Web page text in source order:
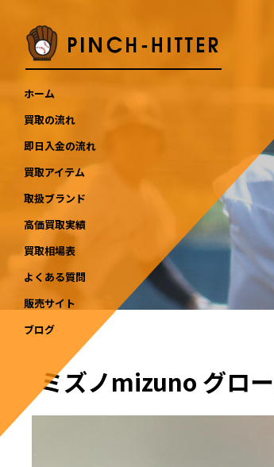
ホーム
買取の流れ
即日入金の流れ
買取アイテム
取扱ブランド
高価買取実績
買取相場表
よくある質問
販売サイト
ブログ
ミズノmizuno グロ